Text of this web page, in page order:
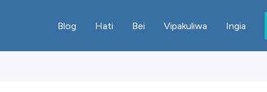
Blog Hati Bei Vipakuliwa Ingia